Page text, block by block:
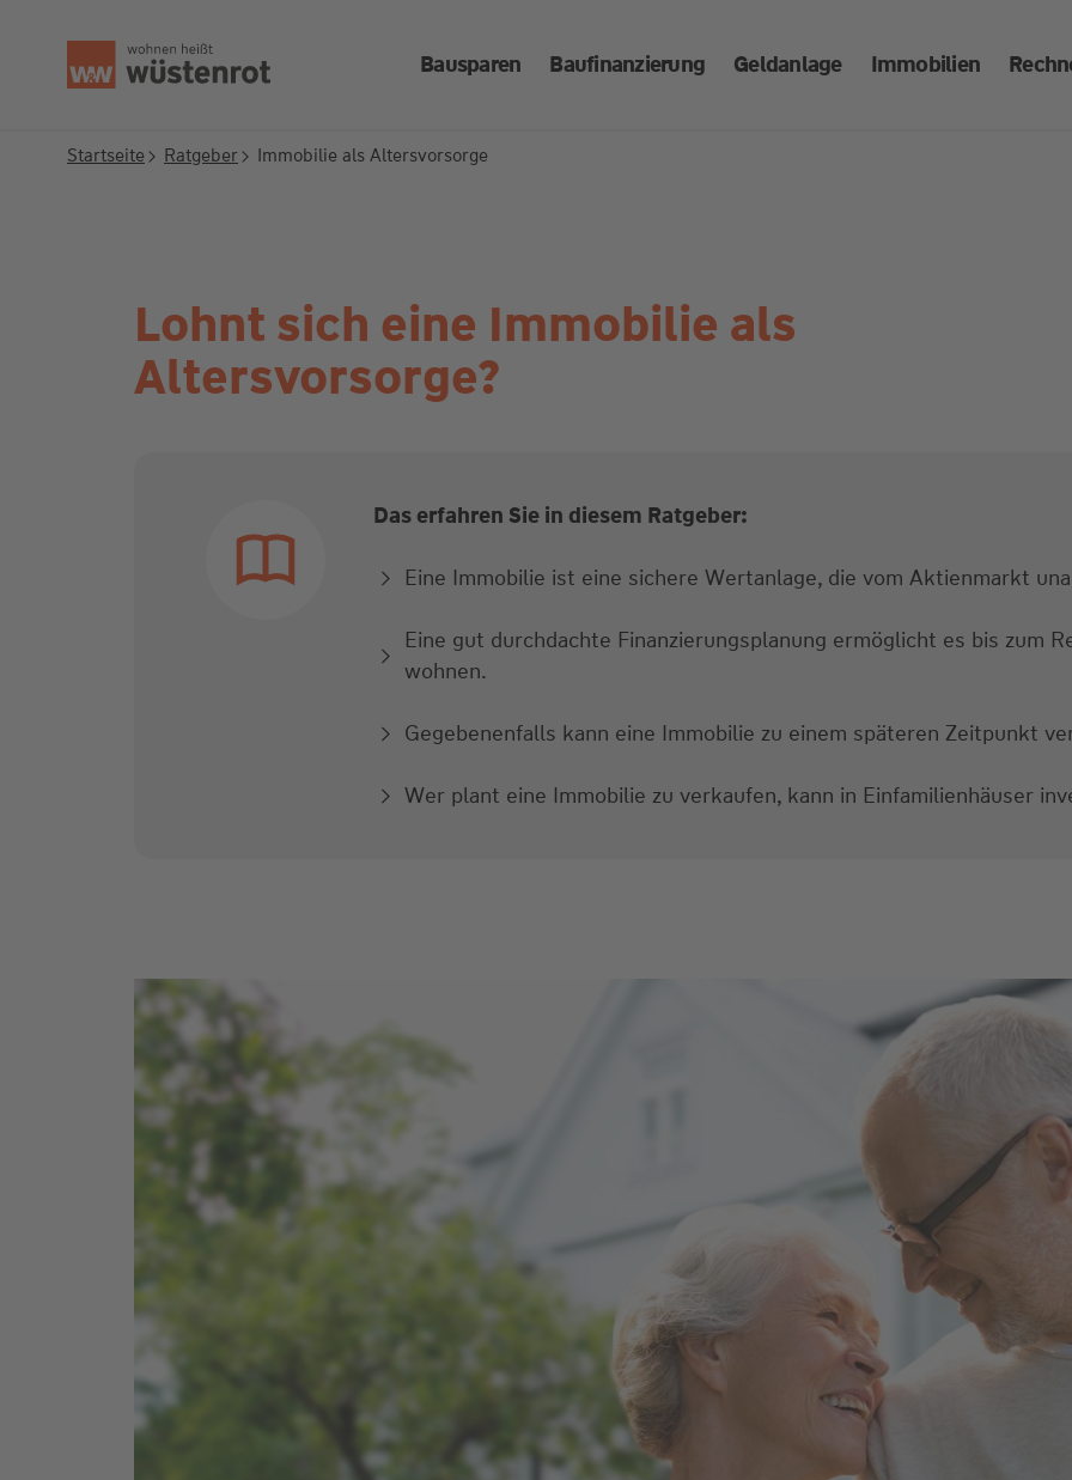
Bausparen
Baufinanzierung Geldanlage Immobilien
Startseite Ratgeber Immobilie als Altersvorsorge
Lohnt sich eine Immobilie als
Altersvorsorge?
Das erfahren Sie in diesem Ratgeber:
Eine Immobilie ist eine sichere Wertanlage, die vom Aktienmarkt
Eine gut durchdachte Finanzierungsplanung ermöglicht es bis zum
wohnen.
Gegebenenfalls kann eine Immobilie zu einem späteren Zeitpunkt
Wer plant eine Immobilie zu verkaufen, kann in Einfamilienhäuser